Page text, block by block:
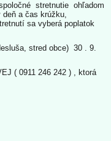
stretnutie ohľadom
deň a čas krúžku,
sa vyberá poplatok
stred obce) 30 . 9.
( 0911 246 242 ) , ktorá